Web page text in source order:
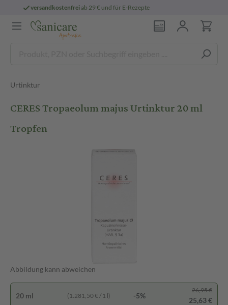
Rezepte persönliche
Urtinktur
CERES Tropaeolum majus Urtinktur 20 ml
Tropfen
Abbildung kann abweichen
20 ml (1.281,50 € / 1 l) -5%
26,95 €
25,63 €